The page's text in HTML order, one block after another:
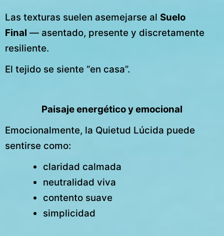
Las texturas suelen asemejarse al Suelo
Final — asentado, presente y discretamente
resiliente.
El tejido se siente “en casa”.
Paisaje energético y emocional
Emocionalmente, la Quietud Lúcida puede
sentirse como:
claridad calmada
neutralidad viva
contento suave
simplicidad